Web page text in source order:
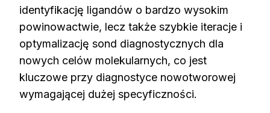
identyfikację ligandów o bardzo wysokim
powinowactwie, lecz także szybkie iteracje i
optymalizację sond diagnostycznych dla
nowych celów molekularnych, co jest
kluczowe przy diagnostyce nowotworowej
wymagającej dużej specyficzności.